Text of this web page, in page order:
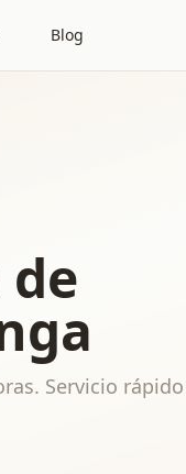
Blog
Servicio